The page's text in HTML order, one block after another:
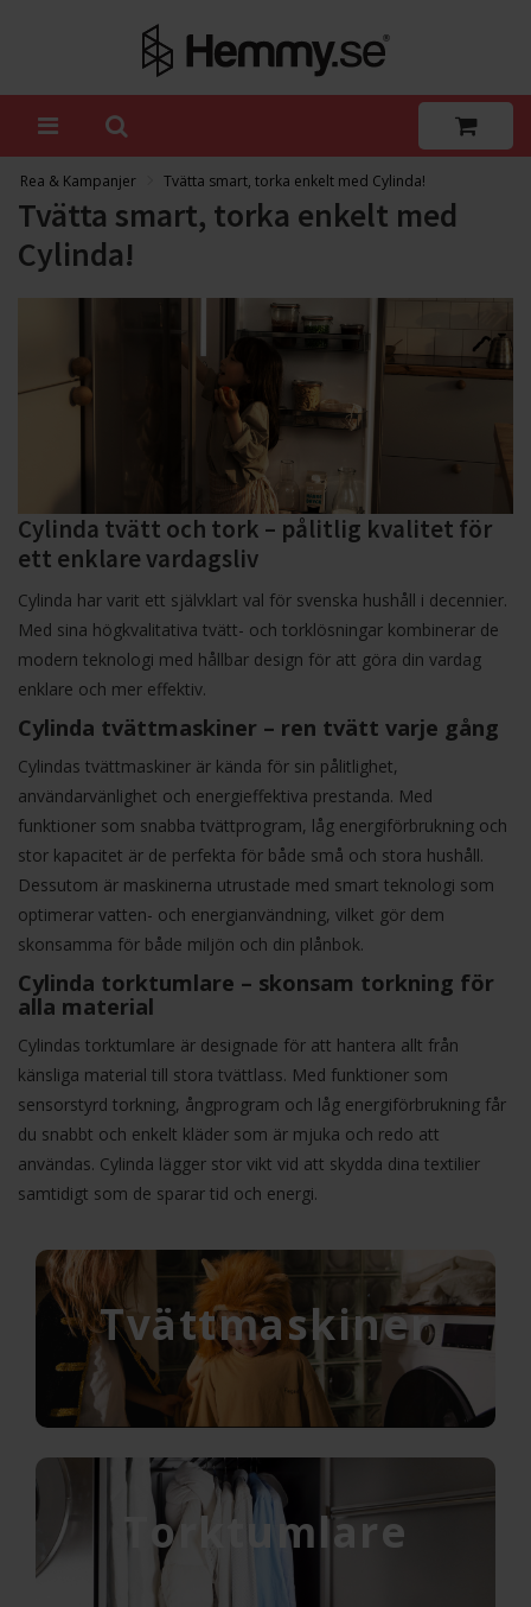
Rea & Kampanjer Tvätta smart, torka enkelt med Cylinda!
Tvätta smart, torka enkelt med
Cylinda!
Cylinda tvätt och tork – pålitlig kvalitet för
ett enklare vardagsliv
Cylinda har varit ett självklart val för svenska hushåll i decennier.
Med sina högkvalitativa tvätt- och torklösningar kombinerar de
modern teknologi med hållbar design för att göra din vardag
enklare och mer effektiv.
Cylinda tvättmaskiner – ren tvätt varje gång
Cylindas tvättmaskiner är kända för sin pålitlighet,
användarvänlighet och energieffektiva prestanda. Med
funktioner som snabba tvättprogram, låg energiförbrukning och
stor kapacitet är de perfekta för både små och stora hushåll.
Dessutom är maskinerna utrustade med smart teknologi som
optimerar vatten- och energianvändning, vilket gör dem
skonsamma för både miljön och din plånbok.
Cylinda torktumlare – skonsam torkning för
alla material
Cylindas torktumlare är designade för att hantera allt från
känsliga material till stora tvättlass. Med funktioner som
sensorstyrd torkning, ångprogram och låg energiförbrukning får
du snabbt och enkelt kläder som är mjuka och redo att
användas. Cylinda lägger stor vikt vid att skydda dina textilier
samtidigt som de sparar tid och energi.
Tvättmaskiner
Torktumlare